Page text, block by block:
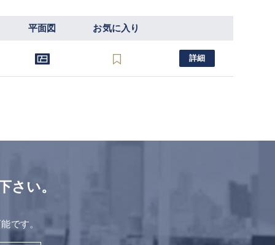
平面図 お気に入り
詳細
さい。
です。